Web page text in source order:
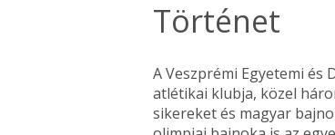
Történet
A Veszprémi Egyetemi és
atlétikai klubja, közel
sikereket és magyar